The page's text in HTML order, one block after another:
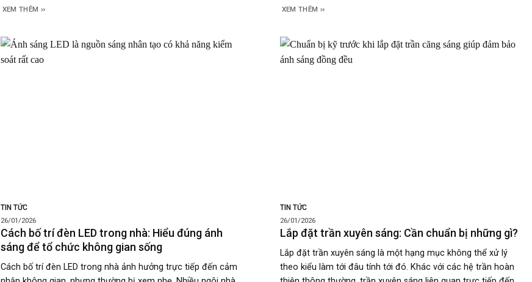
người sử dụng. Khi công nghệ điều khiển được tích hợp vào
XEM THÊM
nơi ánh sáng cần chính xác, ổn định và có kịch bản rõ ràng.
XEM THÊM
TIN TỨC
26/01/2026
Cách bố trí đèn LED trong nhà: Hiểu đúng ánh
sáng để tổ chức không gian sống
Cách bố trí đèn LED trong nhà ảnh hưởng trực tiếp đến cảm
TIN TỨC
26/01/2026
Lắp đặt trần xuyên sáng: Cần chuẩn bị những gì?
Lắp đặt trần xuyên sáng là một hạng mục không thể xử lý
theo kiểu làm tới đâu tính tới đó. Khác với các hệ trần hoàn